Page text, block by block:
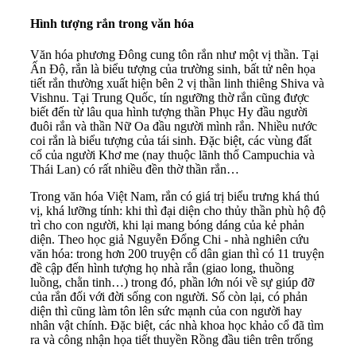
Hình tượng rắn trong văn hóa
Văn hóa phương Đông cung tôn rắn như một vị thần. Tại
Ấn Độ, rắn là biểu tượng của trường sinh, bất tử nên họa
tiết rắn thường xuất hiện bên 2 vị thần linh thiêng Shiva và
Vishnu. Tại Trung Quốc, tín ngưỡng thờ rắn cũng được
biết đến từ lâu qua hình tượng thần Phục Hy đầu người
đuôi rắn và thần Nữ Oa đầu người mình rắn. Nhiều nước
coi rắn là biểu tượng của tái sinh. Đặc biệt, các vùng đất
cổ của người Khơ me (nay thuộc lãnh thổ Campuchia và
Thái Lan) có rất nhiều đền thờ thần rắn…
Trong văn hóa Việt Nam, rắn có giá trị biểu trưng khá thú
vị, khá lưỡng tính: khi thì đại diện cho thủy thần phù hộ độ
trì cho con người, khi lại mang bóng dáng của kẻ phản
diện. Theo học giả Nguyễn Đổng Chi - nhà nghiên cứu
văn hóa: trong hơn 200 truyện cổ dân gian thì có 11 truyện
đề cập đến hình tượng họ nhà rắn (giao long, thuồng
luồng, chằn tinh…) trong đó, phần lớn nói về sự giúp đỡ
của rắn đối với đời sống con người. Số còn lại, có phản
diện thì cũng làm tôn lên sức mạnh của con người hay
nhân vật chính. Đặc biệt, các nhà khoa học khảo cổ đã tìm
ra và công nhận họa tiết thuyền Rồng đầu tiên trên trống